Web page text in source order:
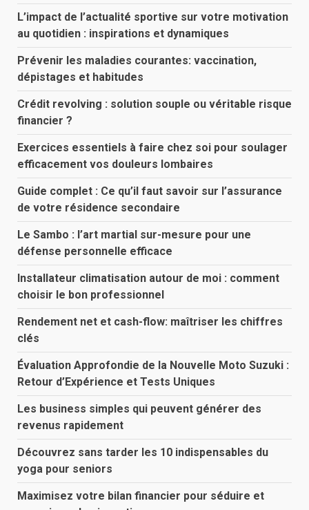
L’impact de l’actualité sportive sur votre motivation
au quotidien : inspirations et dynamiques
Prévenir les maladies courantes: vaccination,
dépistages et habitudes
Crédit revolving : solution souple ou véritable risque
financier ?
Exercices essentiels à faire chez soi pour soulager
efficacement vos douleurs lombaires
Guide complet : Ce qu’il faut savoir sur l’assurance
de votre résidence secondaire
Le Sambo : l’art martial sur-mesure pour une
défense personnelle efficace
Installateur climatisation autour de moi : comment
choisir le bon professionnel
Rendement net et cash-flow: maîtriser les chiffres
clés
Évaluation Approfondie de la Nouvelle Moto Suzuki :
Retour d’Expérience et Tests Uniques
Les business simples qui peuvent générer des
revenus rapidement
Découvrez sans tarder les 10 indispensables du
yoga pour seniors
Maximisez votre bilan financier pour séduire et